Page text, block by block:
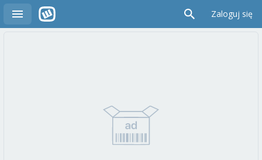
Zaloguj się